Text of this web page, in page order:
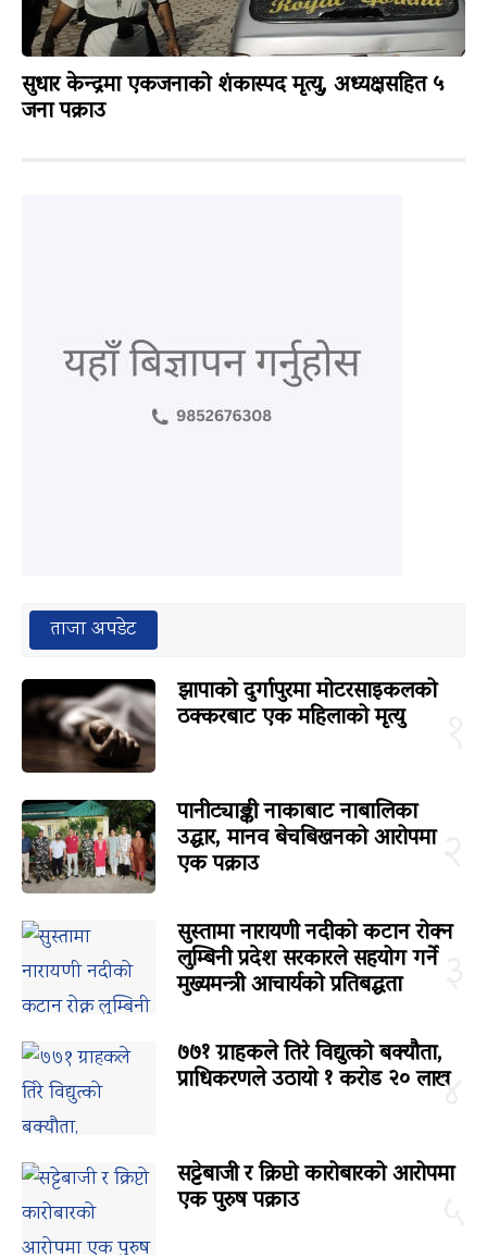
सुधार केन्द्रमा एकजनाको शंकास्पद मृत्यु, अध्यक्षसहित ५
जना पक्राउ
ताजा अपडेट
झापाको दुर्गापुरमा मोटरसाइकलको
ठक्करबाट एक महिलाको मृत्यु
पानीट्याङ्की नाकाबाट नाबालिका
उद्धार, मानव बेचबिखनको आरोपमा
एक पक्राउ
सुस्तामा नारायणी नदीको कटान रोक्न
लुम्बिनी प्रदेश सरकारले सहयोग गर्ने
मुख्यमन्त्री आचार्यको प्रतिबद्धता
४
७७१ ग्राहकले तिरे विद्युत्को बक्यौता,
प्राधिकरणले उठायो १ करोड २० लाख
सट्टेबाजी र क्रिप्टो कारोबारको आरोपमा
एक पुरुष पक्राउ